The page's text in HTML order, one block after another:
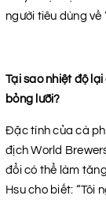
người tiêu dùng về
Tại sao nhiệt độ
bỏng lưỡi?
Đặc tính của cà
địch World
đổi có thể làm
Hsu cho biết: “Tôi